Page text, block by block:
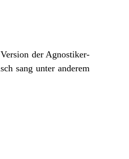
der Agnostiker-
sang unter anderem